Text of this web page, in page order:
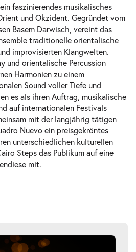
faszinierendes musikalisches
und Okzident. Gegründet vom
Basem Darwisch, vereint das
traditionelle orientalische
improvisierten Klangwelten.
und orientalische Percussion
Harmonien zu einem
Sound voller Tiefe und
es als ihren Auftrag, musikalische
auf internationalen Festivals
mit der langjährig tätigen
Nuevo ein preisgekröntes
unterschiedlichen kulturellen
Steps das Publikum auf eine
mit.